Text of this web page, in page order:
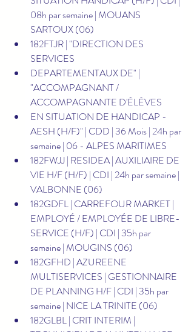
08h par semaine | MOUANS
SARTOUX (06)
182FTJR | "DIRECTION DES
SERVICES
DEPARTEMENTAUX DE" |
"ACCOMPAGNANT /
ACCOMPAGNANTE D'ÉLÈVES
EN SITUATION DE HANDICAP -
AESH (H/F)" | CDD | 36 Mois | 24h par
semaine | 06 - ALPES MARITIMES
182FWJJ | RESIDEA | AUXILIAIRE DE
VIE H/F (H/F) | CDI | 24h par semaine |
VALBONNE (06)
182GDFL | CARREFOUR MARKET |
EMPLOYÉ / EMPLOYÉE DE LIBRE-
SERVICE (H/F) | CDI | 35h par
semaine | MOUGINS (06)
182GFHD | AZUREENE
MULTISERVICES | GESTIONNAIRE
DE PLANNING H/F | CDI | 35h par
semaine | NICE LA TRINITE (06)
182GLBL | CRIT INTERIM |